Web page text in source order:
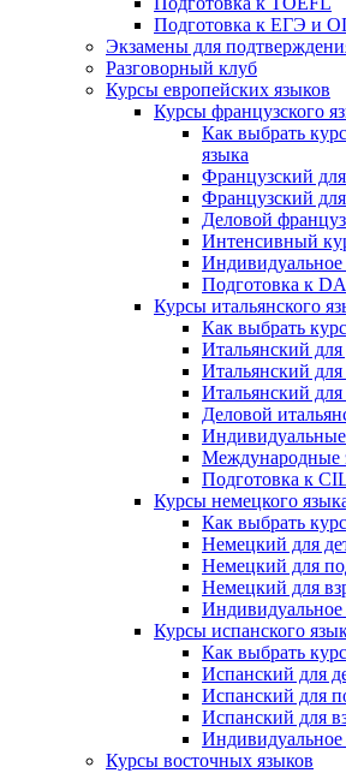
Подготовка к ЕГЭ и
Экзамены для
Разговорный клуб
Курсы европейских языков
Курсы французского
Как выбрать
языка
Французский
Французский
Деловой
Интенсивный
Индивидуальное
Подготовка к
Курсы итальянского
Как выбрать
Итальянский для
Итальянский для
Итальянский
Деловой
Индивидуальные
Международные
Подготовка к
Курсы немецкого
Как выбрать
Немецкий для
Немецкий для
Немецкий для
Индивидуальное
Курсы испанского
Как выбрать
Испанский для
Испанский для
Испанский для
Индивидуальное
Курсы восточных языков